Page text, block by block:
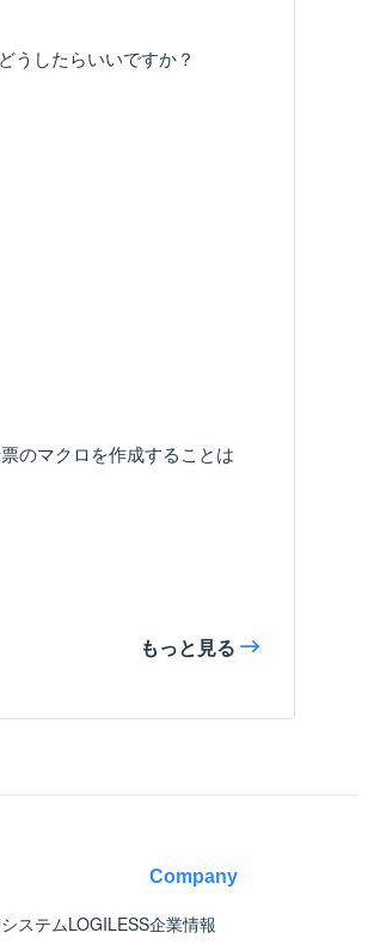
う​したら​いいですか？​
のマクロを作成することは
もっと見る
ステムLOGILESS
Company
企業情報